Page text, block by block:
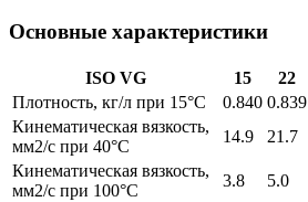
Основные характеристики
ISO VG 15 22
Плотность, кг/л при 15°C
0.840 0.839
Кинематическая вязкость,
мм2/с при 40°C
14.9 21.7
Кинематическая вязкость,
мм2/с при 100°C
3.8 5.0